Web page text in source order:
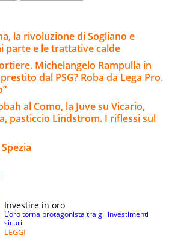
la rivoluzione di Sogliano e
parte e le trattative calde
Michelangelo Rampulla in
dal PSG? Roba da Lega Pro.
al Como, la Juve su Vicario,
pasticcio Lindstrom. I riflessi sul
Investire in oro
L’oro torna protagonista tra gli investimenti
sicuri
LEGGI